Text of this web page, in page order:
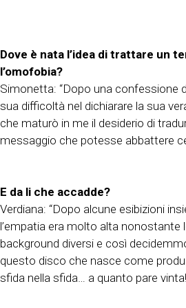
Dove è nata l’idea di trattare un
l’omofobia?
Simonetta: “Dopo una confessione
sua difficoltà nel dichiarare la sua
che maturò in me il desiderio di
messaggio che potesse abbattere
E da li che accadde?
Verdiana: “Dopo alcune esibizioni
l’empatia era molto alta nonostante
background diversi e così
questo disco che nasce come
sfida nella sfida… a quanto pare